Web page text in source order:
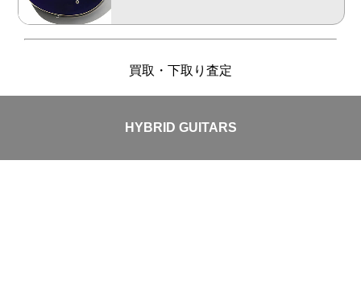
買取・下取り査定
HYBRID GUITARS